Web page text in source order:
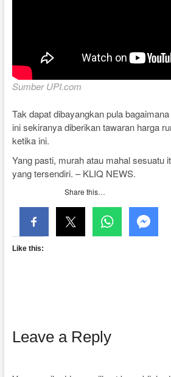
Sumber UPI.com
Tak dapat dibayangkan pula
ini sekiranya diberikan tawaran harga
ketika ini.
Yang pasti, murah atau mahal sesuatu
yang tersendiri. – KLIQ NEWS.
Share this…
Like this:
Leave a Reply